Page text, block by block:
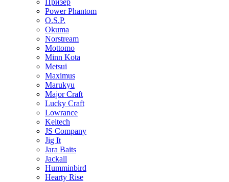
Power Phantom
O.S.P.
Okuma
Norstream
Mottomo
Minn Kota
Metsui
Maximus
Marukyu
Major Craft
Lucky Craft
Lowrance
Keitech
JS Company
Jig It
Jara Baits
Jackall
Humminbird
Hearty Rise